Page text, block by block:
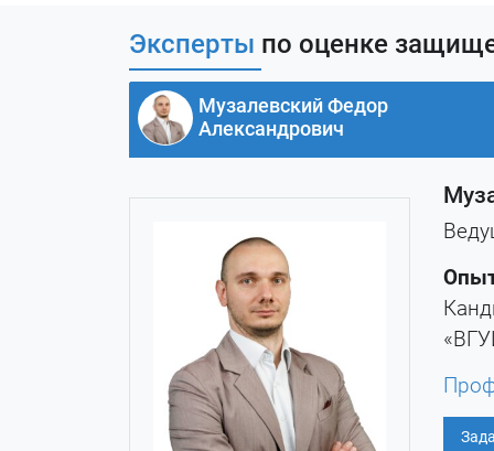
Эксперты по оценке
Музалевский Федор
Александрович